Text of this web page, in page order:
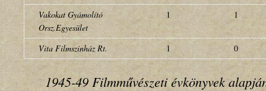
Vakokat Gyámolító
Orsz.Egyesület
1 1
Vita Filmszinház Rt. 1 0
1945-49 Filmművészeti évkönyvek